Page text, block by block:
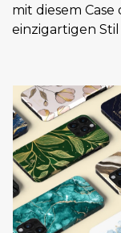
mit diesem
einzigartigen